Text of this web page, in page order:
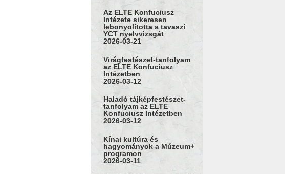
Az ELTE Konfuciusz
Intézete sikeresen
lebonyolította a tavaszi
YCT nyelvvizsgát
2026-03-21
Virágfestészet-tanfolyam
az ELTE Konfuciusz
Intézetben
2026-03-12
Haladó tájképfestészet-
tanfolyam az ELTE
Konfuciusz Intézetben
2026-03-12
Kínai kultúra és
hagyományok a Múzeum+
programon
2026-03-11